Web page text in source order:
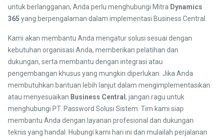
untuk berlangganan, Anda perlu menghubungi Mitra Dynamics
365 yang berpengalaman dalam implementasi Business Central.
Kami akan membantu Anda mengatur solusi sesuai dengan
kebutuhan organisasi Anda, memberikan pelatihan dan
dukungan, serta membantu dengan integrasi atau
pengembangan khusus yang mungkin diperlukan. Jika Anda
membutuhkan bantuan lebih lanjut dalam mengimplementasikan
atau menyesuaikan Business Central , jangan ragu untuk
menghubungi PT. Password Solusi Sistem. Tim kami siap
membantu Anda dengan layanan profesional dan dukungan
teknis yang handal. Hubungi kami hari ini dan mulailah perjalanan